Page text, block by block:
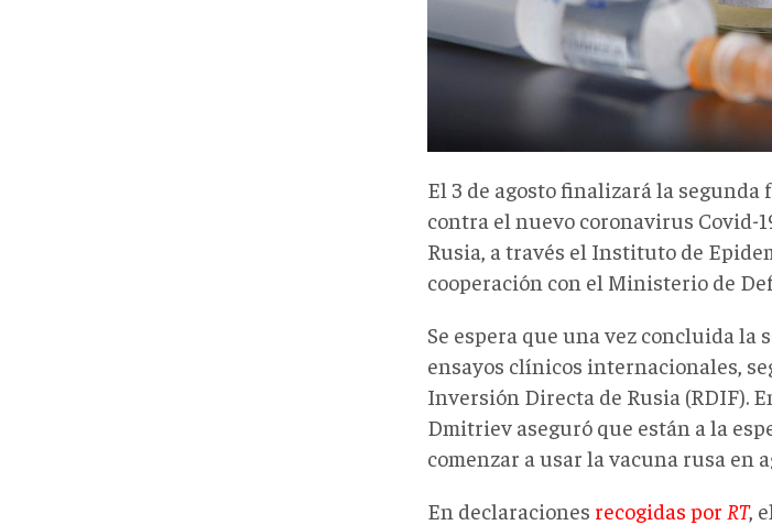
El 3 de agosto finalizará la segunda
contra el nuevo coronavirus Covid-
Rusia, a través el Instituto de
cooperación con el Ministerio de
Se espera que una vez concluida la
ensayos clínicos internacionales,
Inversión Directa de Rusia (RDIF).
Dmitriev aseguró que están a la
comenzar a usar la vacuna rusa en
En declaraciones recogidas por RT,